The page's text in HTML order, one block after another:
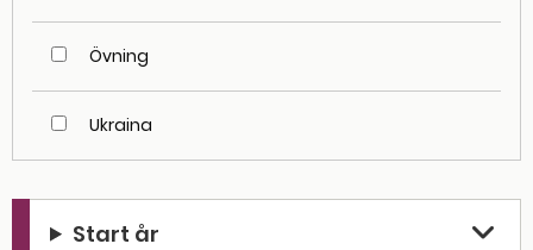
Övning
Ukraina
Start år